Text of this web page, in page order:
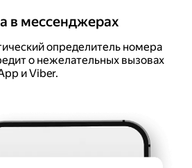
в мессенджерах
определитель номера
о нежелательных вызовах
и Viber.